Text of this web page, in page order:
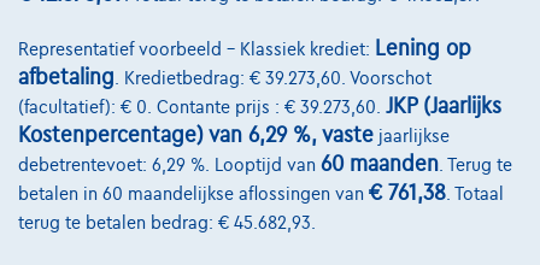
Representatief voorbeeld – Klassiek krediet: Lening op
afbetaling . Kredietbedrag: € 39.273,60. Voorschot
(facultatief): € 0. Contante prijs : € 39.273,60. JKP (Jaarlijks
Kostenpercentage) van 6,29 %, vaste jaarlijkse
debetrentevoet: 6,29 %. Looptijd van 60 maanden . Terug te
betalen in 60 maandelijkse aflossingen van € 761,38 . Totaal
terug te betalen bedrag: € 45.682,93.